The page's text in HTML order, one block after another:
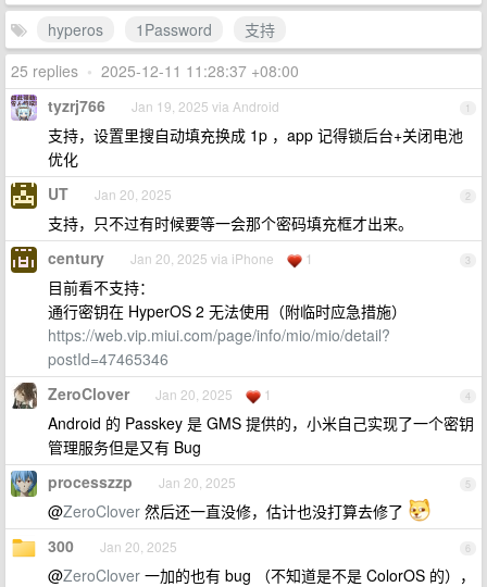
hyperos
1Password
支持
25 replies • 2025-12-11 11:28:37 +08:00
1
tyzrj766 Jan 19, 2025 via Android
支持，设置里搜自动填充换成 1p ，app 记得锁后台+关闭电池
优化
2
UT Jan 20, 2025
支持，只不过有时候要等一会那个密码填充框才出来。
3
century Jan 20, 2025 via iPhone 1
目前看不支持：
通行密钥在 HyperOS 2 无法使用（附临时应急措施）
https://web.vip.miui.com/page/info/mio/mio/detail?
postId=47465346
4
ZeroClover Jan 20, 2025 1
Android 的 Passkey 是 GMS 提供的，小米自己实现了一个密钥
管理服务但是又有 Bug
5
processzzp Jan 20, 2025
@ZeroClover 然后还一直没修，估计也没打算去修了
6
300 Jan 20, 2025
@ZeroClover 一加的也有 bug （不知道是不是 ColorOS 的），